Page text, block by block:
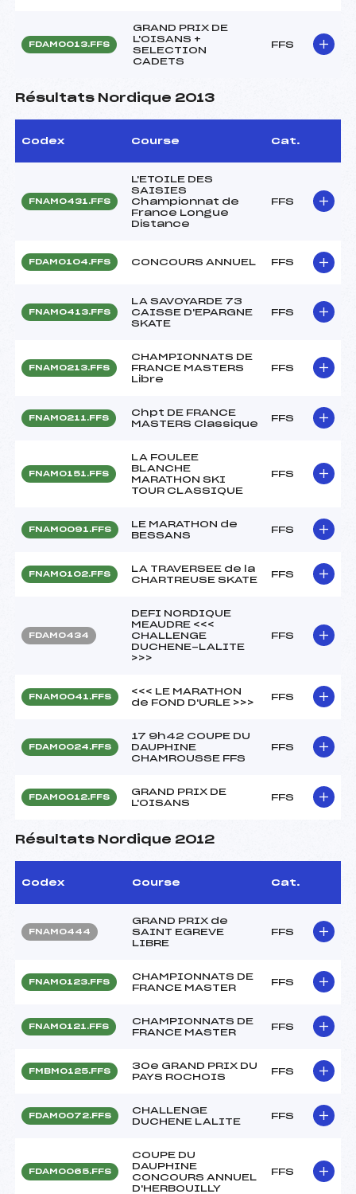
FDAM0013.FFS
GRAND PRIX DE
L'OISANS +
SELECTION
CADETS
FFS
Résultats Nordique 2013
Codex Course Cat.
FNAM0431.FFS
L'ETOILE DES
SAISIES
Championnat de
France Longue
Distance
FFS
FDAM0104.FFS CONCOURS ANNUEL FFS
FNAM0413.FFS
LA SAVOYARDE 73
CAISSE D'EPARGNE
SKATE
FFS
FNAM0213.FFS
CHAMPIONNATS DE
FRANCE MASTERS
Libre
FFS
FNAM0211.FFS
Chpt DE FRANCE
MASTERS Classique
FFS
FNAM0151.FFS
LA FOULEE
BLANCHE
MARATHON SKI
TOUR CLASSIQUE
FFS
FNAM0091.FFS
LE MARATHON de
BESSANS
FFS
FNAM0102.FFS
LA TRAVERSEE de la
CHARTREUSE SKATE
FFS
FDAM0434
DEFI NORDIQUE
MEAUDRE <<<
CHALLENGE
DUCHENE-LALITE
>>>
FFS
FNAM0041.FFS
<<< LE MARATHON
de FOND D'URLE >>>
FFS
FDAM0024.FFS
17 9h42 COUPE DU
DAUPHINE
CHAMROUSSE FFS
FFS
FDAM0012.FFS
GRAND PRIX DE
L'OISANS
FFS
Résultats Nordique 2012
Codex Course Cat.
FNAM0444
GRAND PRIX de
SAINT EGREVE
LIBRE
FFS
FNAM0123.FFS
CHAMPIONNATS DE
FRANCE MASTER
FFS
FNAM0121.FFS
CHAMPIONNATS DE
FRANCE MASTER
FFS
FMBM0125.FFS
30e GRAND PRIX DU
PAYS ROCHOIS
FFS
FDAM0072.FFS
CHALLENGE
DUCHENE LALITE
FFS
FDAM0065.FFS
COUPE DU
DAUPHINE
CONCOURS ANNUEL
D'HERBOUILLY
FFS